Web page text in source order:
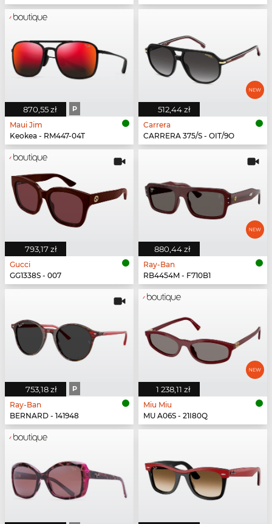
870,55 zł P
Maui Jim
Keokea - RM447-04T
512,44 zł
Carrera
CARRERA 375/S - OIT/9O
793,17 zł
Gucci
GG1338S - 007
880,44 zł
Ray-Ban
RB4454M - F710B1
753,18 zł P
Ray-Ban
BERNARD - 141948
1 238,11 zł
Miu Miu
MU A06S - 21I80Q